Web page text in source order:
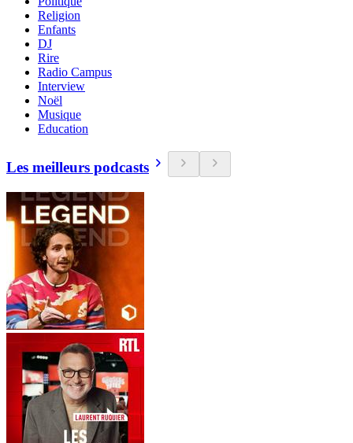
Religion
Enfants
DJ
Rire
Radio Campus
Interview
Noël
Musique
Education
Les meilleurs podcasts